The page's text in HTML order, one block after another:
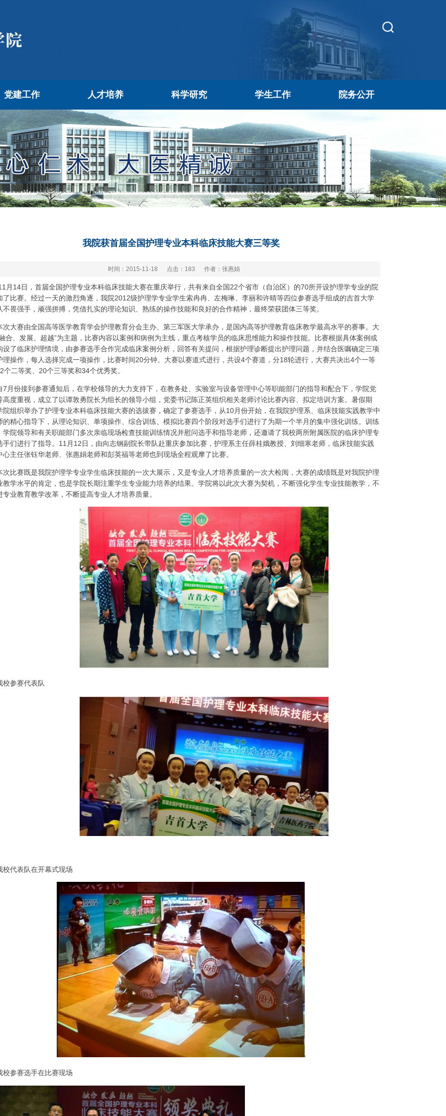
党建工作 人才培养 科学研究 学生工作 院务公开
我院获首届全国护理专业本科临床技能大赛三等奖
时间：2015-11-18 点击： 183 作者：张惠娟
月 14日，首届全国护理专业本科临床技能大赛在重庆举行，共有来自全国22个省市（自治区）的70所开设护理学专业的院
比赛。 经过一天的激烈角逐 ，我院2012级护理学专业学生索冉冉、左梅琳、李丽和许晴等四位参赛选手组成的吉首大学
不畏强手，顽强拼搏，凭借扎实的理论知识、熟练的操作技能和良好的合作精神，最终荣获团体三等奖。
次大赛由全国高等医学教育学会护理教育分会主办、第三军医大学承办，是国内高等护理教育临床教学最高水平的赛事。大
合、发展、超越”为主题，比赛内容以案例和病例为主线，重点考核学员的临床思维能力和操作技能。比赛根据具体案例或
设了临床护理情境，由参赛选手合作完成临床案例分析，回答有关提问，根据护理诊断提出护理问题，并结合医嘱确定三项
理操作，每人选择完成一项操作，比赛时间20分钟。大赛以赛道式进行，共设4个赛道，分18轮进行，大赛共决出4个一等
个二等奖、 20个三等奖和34个优秀奖。
7 月份接到参赛通知后，在学校领导的大力支持下，在教务处、实验室与设备管理中心等职能部门的指导和配合下，学院党
高度重视，成立了以谭敦勇院长为组长的领导小组，党委书记陈正英组织相关老师讨论比赛内容、拟定培训方案。暑假期
院组织举办了护理专业本科临床技能大赛的选拔赛，确定了参赛选手，从10月份开始，在我院护理系、临床技能实践教学中
的精心指导下，从理论知识、单项操作、综合训练、模拟比赛四个阶段对选手们进行了为期一个半月的集中强化训练。训练
学院领导和有关职能部门多次亲临现场检查技能训练情况并慰问选手和指导老师，还邀请了我校两所附属医院的临床护理专
手们进行了指导。 11 月 12日，由向志钢副院长带队赴重庆参加比赛，护理系主任薛桂娥教授、刘细寒老师，临床技能实践
心主任张钰华老师、张惠娟老师和彭英福等老师也到现场全程观摩了比赛。
次比赛既是我院护理学专业学生临床技能的一次大展示，又是专业人才培养质量的一次大检阅，大赛的成绩既是对我院护理
教学水平的肯定，也是学院长期注重学生专业能力培养的结果。学院将以此次大赛为契机，不断强化学生专业技能教学，不
专业教育教学改革，不断提高专业人才培养质量。
校参赛代表队
校代表队在开幕式现场
校参赛选手在比赛现场